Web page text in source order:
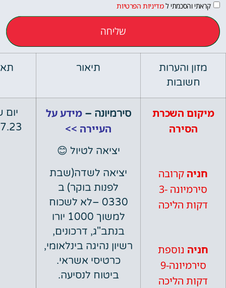
למדיניות הפרטיות
השכרת
קרובה
סירמיונה -3
הליכה
נוספת
סירמיונה-9
הליכה
סירמיונה –מידע על
העיירה >>
יציאה לטיול😊
יציאה לשדה(שבת
לפנות בוקר) ב
0330 –
לא לשכוח
למשוך 1000 יורו
בנתב"ג, דרכונים,
רשיון נהיגה בינלאומי,
כרטיסי אשראי.
ביטוח לנסיעה.
יום שבת
01.07.23